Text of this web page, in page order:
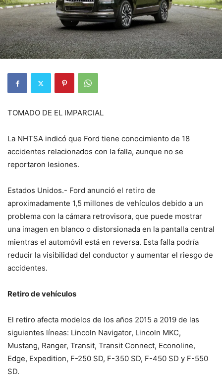
TOMADO DE EL IMPARCIAL
La NHTSA indicó que Ford tiene conocimiento de 18
accidentes relacionados con la falla, aunque no se
reportaron lesiones.
Estados Unidos.- Ford anunció el retiro de
aproximadamente 1,5 millones de vehículos debido a un
problema con la cámara retrovisora, que puede mostrar
una imagen en blanco o distorsionada en la pantalla central
mientras el automóvil está en reversa. Esta falla podría
reducir la visibilidad del conductor y aumentar el riesgo de
accidentes.
Retiro de vehículos
El retiro afecta modelos de los años 2015 a 2019 de las
siguientes líneas: Lincoln Navigator, Lincoln MKC,
Mustang, Ranger, Transit, Transit Connect, Econoline,
Edge, Expedition, F-250 SD, F-350 SD, F-450 SD y F-550
SD.